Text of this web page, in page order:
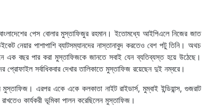
পেস বোলার মুস্তাফিজুর রহমান। ইতোমধ্যে আইপিএলে নিজের জাত
নেয়ার পাশাপাশি ব্যাটসম্যানদের নাস্তানাবুদ করতেও বেশ পটু তিনি। অথচ
বছর পার করা মুস্তাফিজকে জানতে সবাই যেন ব্যতিব্যস্ত হয়ে উঠেছে।
সর্বাধিকবার দেখার তালিকাতে মুস্তাফিজ রয়েছেন দুই নম্বরে।
এরপর একে একে কলকাতা নাইট রাইডার্স, মুম্বাই ইন্ডিয়ান্স, গুজরাট
কার্যকরী ভূমিকা পালন করেছিলেন মুস্তাফিজ।